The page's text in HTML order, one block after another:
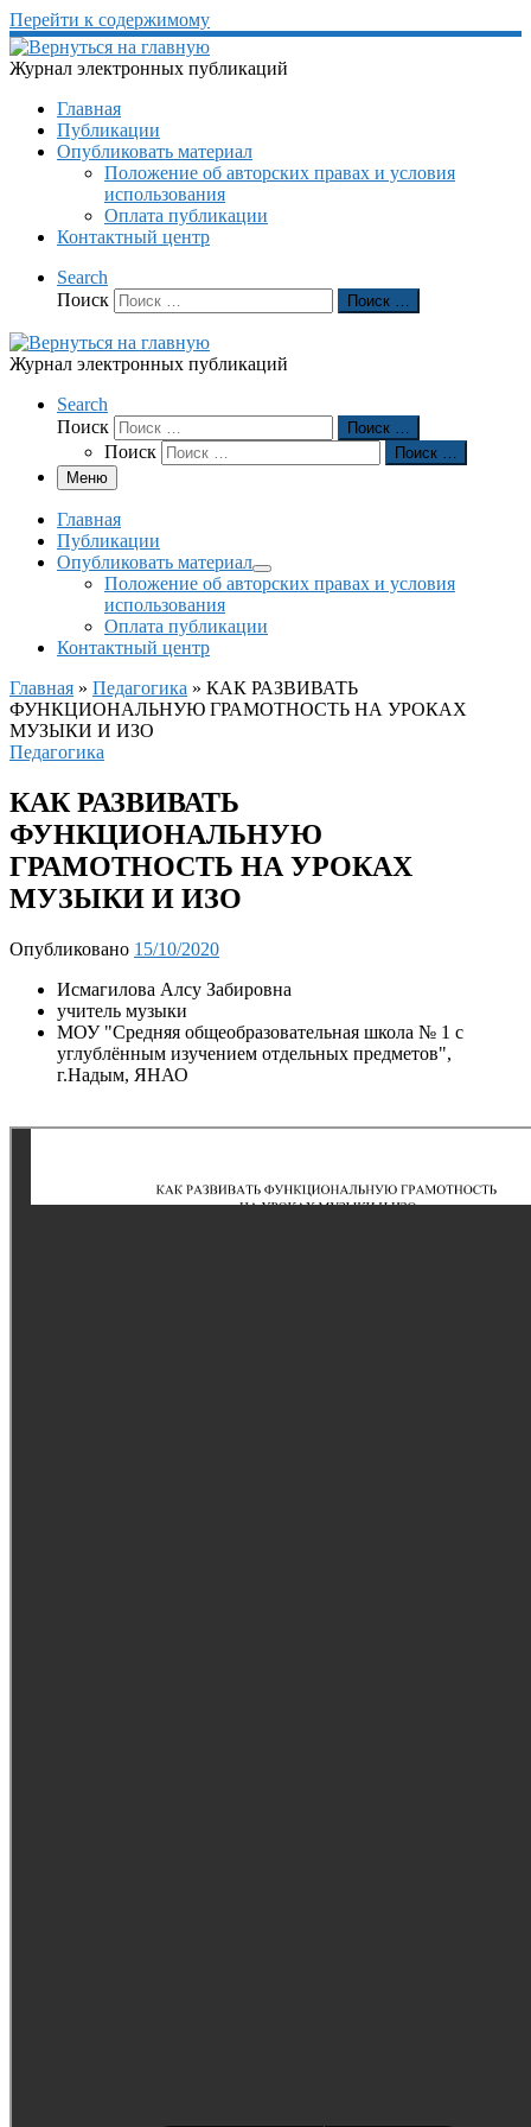
Перейти к содержимому
Журнал электронных публикаций
Главная
Публикации
Опубликовать материал
Положение об авторских правах и условия
использования
Оплата публикации
Контактный центр
Search
Поиск
Поиск …
Журнал электронных публикаций
Search
Поиск
Поиск …
Поиск
Поиск …
Меню
Главная
Публикации
Опубликовать материал
Положение об авторских правах и условия
использования
Оплата публикации
Контактный центр
Главная » Педагогика » КАК РАЗВИВАТЬ
ФУНКЦИОНАЛЬНУЮ ГРАМОТНОСТЬ НА УРОКАХ
МУЗЫКИ И ИЗО
Педагогика
КАК РАЗВИВАТЬ
ФУНКЦИОНАЛЬНУЮ
ГРАМОТНОСТЬ НА УРОКАХ
МУЗЫКИ И ИЗО
Опубликовано 15/10/2020
Исмагилова Алсу Забировна
учитель музыки
МОУ "Средняя общеобразовательная школа № 1 с
углублённым изучением отдельных предметов",
г.Надым, ЯНАО